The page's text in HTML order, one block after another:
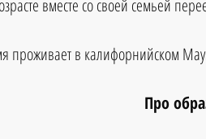
вместе со своей семьей
проживает в калифорнийском
Про